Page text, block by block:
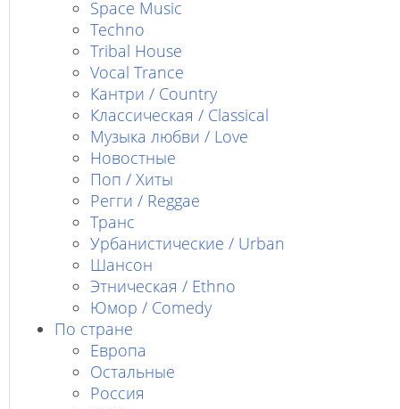
Space Music
Techno
Tribal House
Vocal Trance
Кантри / Country
Классическая / Classical
Музыка любви / Love
Новостные
Поп / Хиты
Регги / Reggae
Транс
Урбанистические / Urban
Шансон
Этническая / Ethno
Юмор / Comedy
По стране
Европа
Остальные
Россия